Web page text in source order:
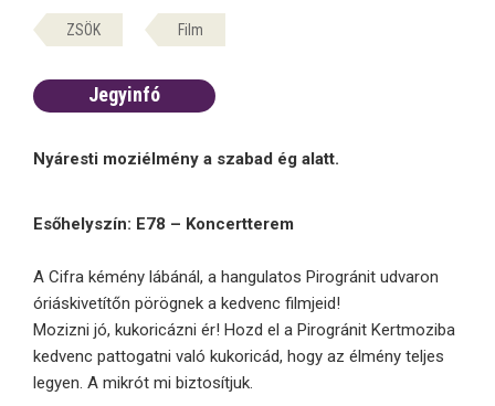
ZSÖK Film
Jegyinfó
Nyáresti moziélmény a szabad ég alatt.
Esőhelyszín: E78 – Koncertterem
A Cifra kémény lábánál, a hangulatos Pirogránit udvaron
óriáskivetítőn pörögnek a kedvenc filmjeid!
Mozizni jó, kukoricázni ér! Hozd el a Pirogránit Kertmoziba
kedvenc pattogatni való kukoricád, hogy az élmény teljes
legyen. A mikrót mi biztosítjuk.